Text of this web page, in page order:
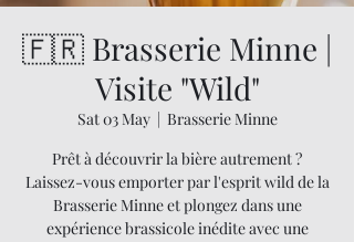
🇫🇷 Brasserie Minne |
Visite "Wild"
Sat 03 May
  |
Brasserie Minne
Prêt à découvrir la bière autrement ?
Laissez-vous emporter par l'esprit wild de la
Brasserie Minne et plongez dans une
expérience brassicole inédite avec une